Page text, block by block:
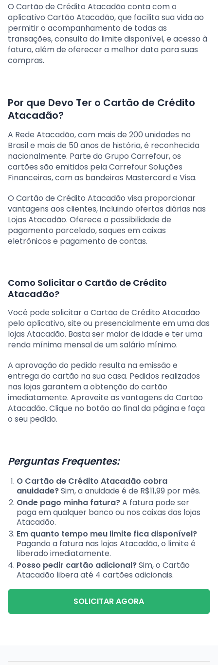
O Cartão de Crédito Atacadão conta com o
aplicativo Cartão Atacadão, que facilita sua vida ao
permitir o acompanhamento de todas as
transações, consulta do limite disponível, e acesso à
fatura, além de oferecer a melhor data para suas
compras.
Por que Devo Ter o Cartão de Crédito
Atacadão?
A Rede Atacadão, com mais de 200 unidades no
Brasil e mais de 50 anos de história, é reconhecida
nacionalmente. Parte do Grupo Carrefour, os
cartões são emitidos pela Carrefour Soluções
Financeiras, com as bandeiras Mastercard e Visa.
O Cartão de Crédito Atacadão visa proporcionar
vantagens aos clientes, incluindo ofertas diárias nas
Lojas Atacadão. Oferece a possibilidade de
pagamento parcelado, saques em caixas
eletrônicos e pagamento de contas.
Como Solicitar o Cartão de Crédito
Atacadão?
Você pode solicitar o Cartão de Crédito Atacadão
pelo aplicativo, site ou presencialmente em uma das
lojas Atacadão. Basta ser maior de idade e ter uma
renda mínima mensal de um salário mínimo.
A aprovação do pedido resulta na emissão e
entrega do cartão na sua casa. Pedidos realizados
nas lojas garantem a obtenção do cartão
imediatamente. Aproveite as vantagens do Cartão
Atacadão. Clique no botão ao final da página e faça
o seu pedido.
Perguntas Frequentes:
O Cartão de Crédito Atacadão cobra
anuidade?Sim, a anuidade é de R$11,99 por mês.
Onde pago minha fatura?A fatura pode ser
paga em qualquer banco ou nos caixas das lojas
Atacadão.
Em quanto tempo meu limite fica disponível?
Pagando a fatura nas lojas Atacadão, o limite é
liberado imediatamente.
Posso pedir cartão adicional?Sim, o Cartão
Atacadão libera até 4 cartões adicionais.
SOLICITAR AGORA